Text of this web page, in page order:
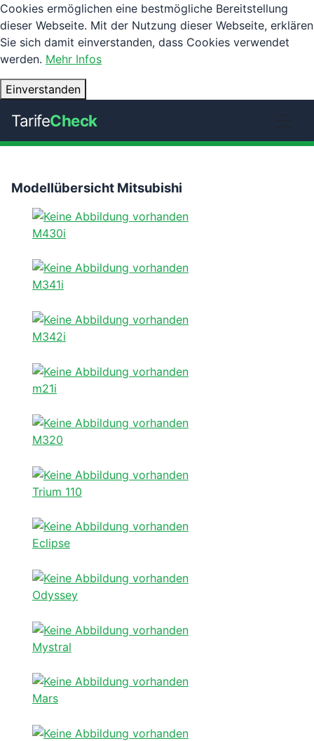
Cookies ermöglichen eine bestmögliche Bereitstellung
dieser Webseite. Mit der Nutzung dieser Webseite, erklären
Sie sich damit einverstanden, dass Cookies verwendet
werden. Mehr Infos
Einverstanden
TarifeCheck
Modellübersicht Mitsubishi
M430i
M341i
M342i
m21i
M320
Trium 110
Eclipse
Odyssey
Mystral
Mars